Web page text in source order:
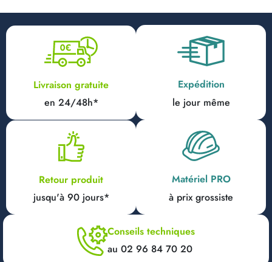
Livraison gratuite
en 24/48h*
Expédition
le jour même
Retour produit
jusqu'à 90 jours*
Matériel PRO
à prix grossiste
Conseils techniques
au 02 96 84 70 20